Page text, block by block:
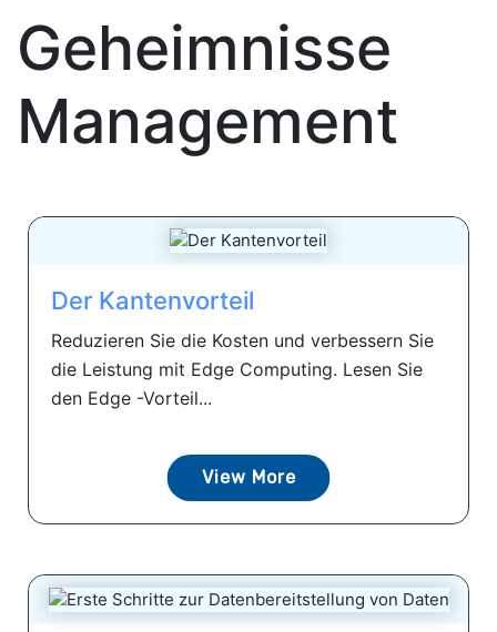
Geheimnisse
Management
Der Kantenvorteil
Reduzieren Sie die Kosten und verbessern Sie
die Leistung mit Edge Computing. Lesen Sie
den Edge -Vorteil...
View More